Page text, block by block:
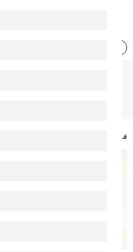
فيتامين ب12 : أعراض نقصه وزيادته وطرق العلاج